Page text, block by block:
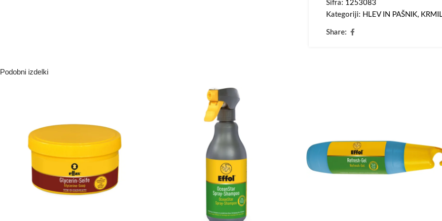
Šifra: 1253083
Kategoriji: HLEV IN PAŠNIK,
Share:
Podobni izdelki